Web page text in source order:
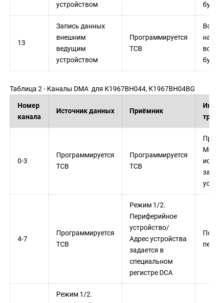
устройством
13
Запись данных
внешним
ведущим
устройством
Программируется
TCB
во
Таблица 2 - Каналы DMA для К1967ВН044, К1967ВН04BG
Номер
канала
Источник данных Приёмник
0-3
Программируется
TCB
Программируется
TCB
4-7
Программируется
TCB
Режим 1/2.
Периферийное
устройство/
Адрес устройства
задается в
специальном
регистре DCA
По
Режим 1/2.